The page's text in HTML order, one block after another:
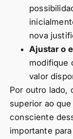
nova
Ajustar o
modifique
valor
Por outro lado,
superior ao
consciente
importante